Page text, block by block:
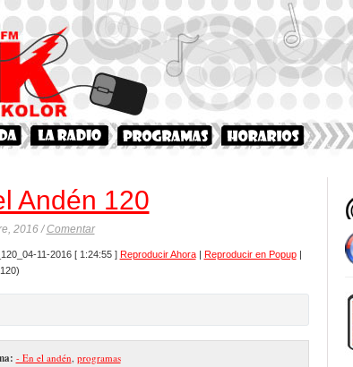
Andén 120
2016 /Comentar
11-2016 [ 1:24:55 ] Reproducir Ahora| Reproducir en Popup|
- En el andén, programas